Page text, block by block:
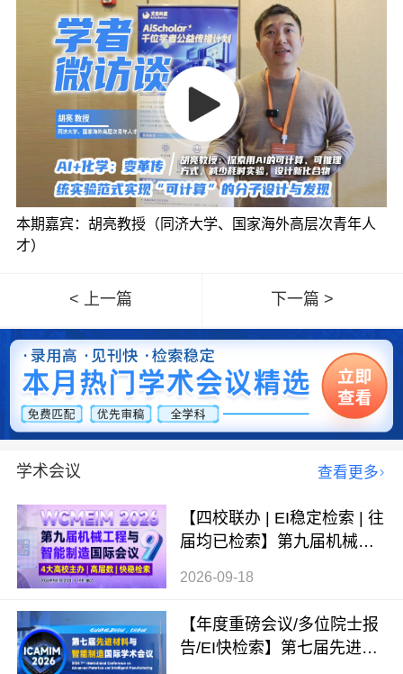
本期嘉宾：胡亮教授（同济大学、国家海外高层次青年人
才）
< 上一篇 下一篇 >
学术会议 查看更多
【四校联办 | EI稳定检索 | 往
届均已检索】第九届机械工
MEIM 2026）
2026-09-18
【年度重磅会议/多位院士报
告/EI快检索】第七届先进材